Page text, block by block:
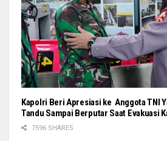
Kapolri Beri Apresiasi ke Anggota TNI
Tandu Sampai Berputar Saat Evakuasi
7596 SHARES